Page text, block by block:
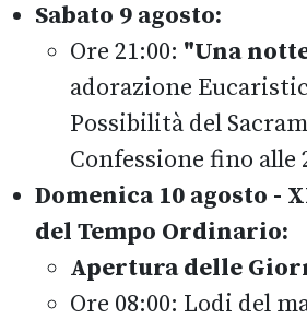
Sabato 9 agosto:
Ore 21:00: "Una
adorazione
Possibilità del
Confessione fino alle
Domenica 10 agosto -
del Tempo Ordinario:
Apertura delle
Ore 08:00: Lodi del